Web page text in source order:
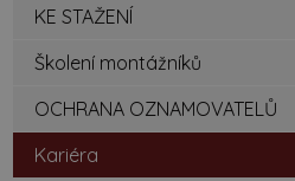
KE STAŽENÍ
Školení montážníků
OCHRANA OZNAMOVATELŮ
Kariéra